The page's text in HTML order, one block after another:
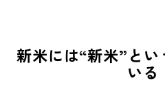
新米には“新米”とい
いる